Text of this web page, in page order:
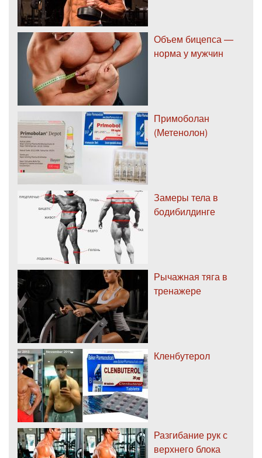
Объем бицепса —
норма у мужчин
Примоболан
(Метенолон)
Замеры тела в
бодибилдинге
Рычажная тяга в
тренажере
Кленбутерол
Разгибание рук с
верхнего блока